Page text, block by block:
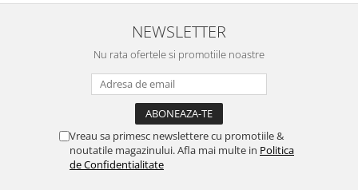
NEWSLETTER
Nu rata ofertele si promotiile noastre
Vreau sa primesc newslettere cu promotiile &
noutatile magazinului. Afla mai multe in Politica
de Confidentialitate